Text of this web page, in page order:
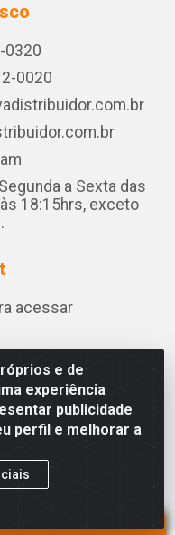
e de
experiência
publicidade
perfil e melhorar a
0320
0020
a Sexta das
18:15hrs, exceto
acessar
Souza Leite, 265 -
- CEP 57.442-000 -
06